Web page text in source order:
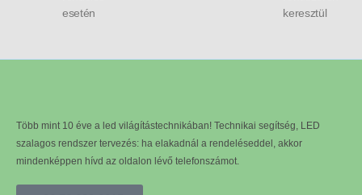
esetén
keresztül
Több mint 10 éve a led világítástechnikában! Technikai segítség, LED
szalagos rendszer tervezés: ha elakadnál a rendeléseddel, akkor
mindenképpen hívd az oldalon lévő telefonszámot.